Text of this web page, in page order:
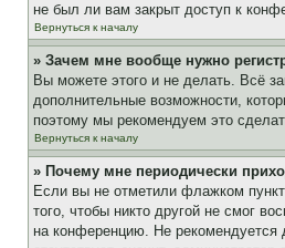
не был ли вам закрыт доступ к
Вернуться к началу
» Зачем мне вообще нужно
Вы можете этого и не делать. Всё
дополнительные возможности,
поэтому мы рекомендуем это
Вернуться к началу
» Почему мне периодически
Если вы не отметили флажком
того, чтобы никто другой не смог
на конференцию. Не рекомендуется